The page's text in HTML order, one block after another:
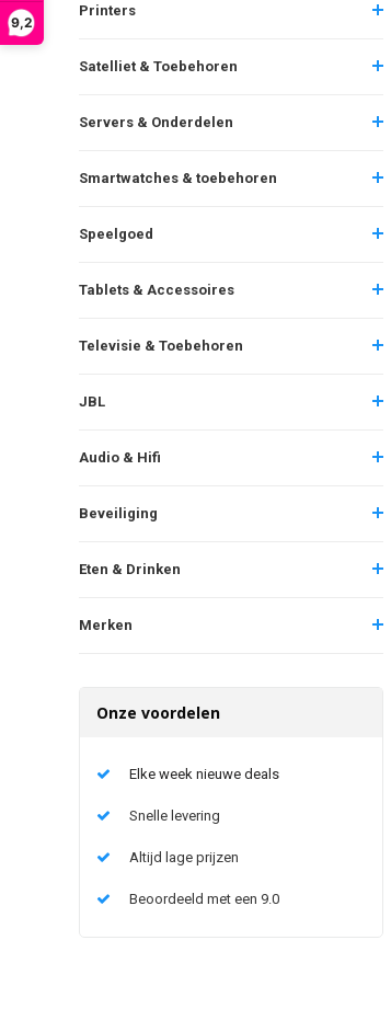
9,2
Printers
Satelliet & Toebehoren
Servers & Onderdelen
Smartwatches & toebehoren
Speelgoed
Tablets & Accessoires
Televisie & Toebehoren
JBL
Audio & Hifi
Beveiliging
Eten & Drinken
Merken
Onze voordelen
Elke week nieuwe deals
Snelle levering
Altijd lage prijzen
Beoordeeld met een 9.0